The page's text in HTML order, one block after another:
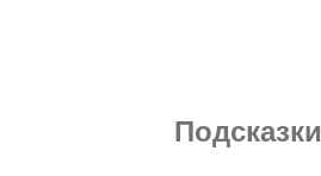
Подсказки